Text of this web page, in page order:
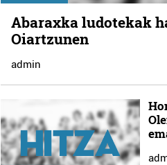
Abaraxka ludotekak
Oiartzunen
admin